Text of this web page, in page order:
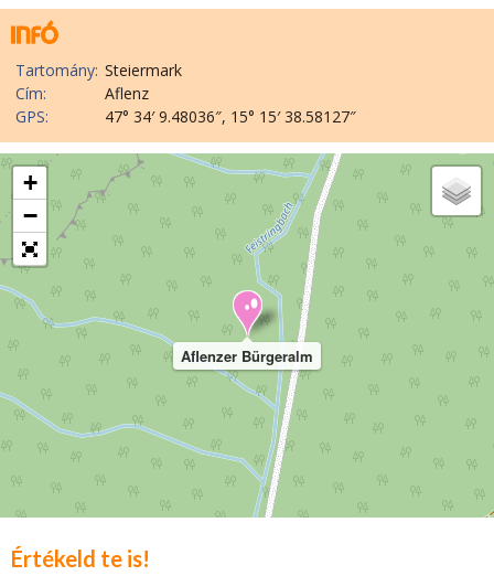
Tartomány: Steiermark
Cím:
Aflenz
GPS:
47° 34′ 9.48036″, 15° 15′ 38.58127″
Aflenzer Bürgeralm
+
−
Értékeld te is!